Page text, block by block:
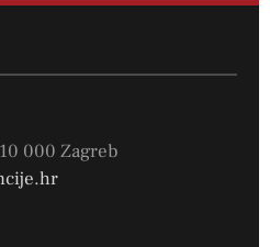
000 Zagreb